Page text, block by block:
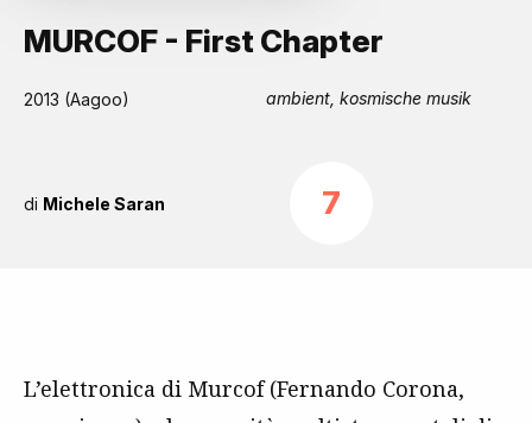
MURCOF - First Chapter
2013 (Aagoo) ambient, kosmische musik
di Michele Saran 7
L’elettronica di Murcof (Fernando Corona,